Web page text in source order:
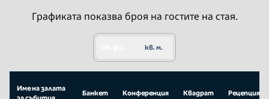
Графиката показва броя на гостите на стая.
кв. м.
Име на залата
Банкет Конференция Квадрат Рецепция